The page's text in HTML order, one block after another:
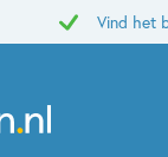
Vind het